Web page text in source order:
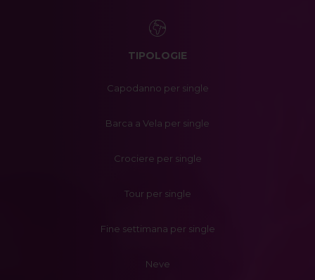
TIPOLOGIE
Capodanno per single
Barca a Vela per single
Crociere per single
Tour per single
Fine settimana per single
Neve